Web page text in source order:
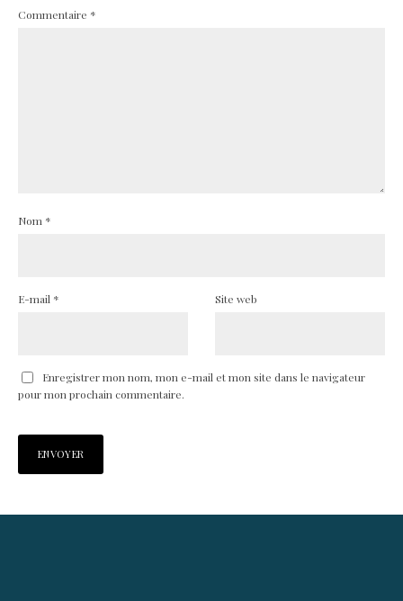
Commentaire *
Nom *
E-mail * Site web
Enregistrer mon nom, mon e-mail et mon site dans le navigateur
pour mon prochain commentaire.